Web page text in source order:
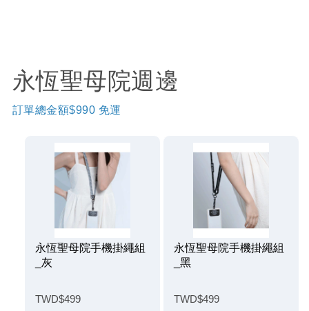
永恆聖母院週邊
訂單總金額$990 免運
永恆聖母院手機掛繩組
_灰
TWD$499
永恆聖母院手機掛繩組
_黑
TWD$499